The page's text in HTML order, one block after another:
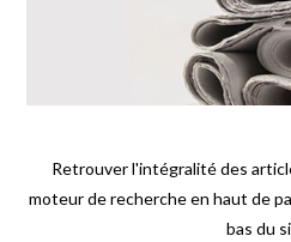
Retrouver l'intégralité des
moteur de recherche en haut de
bas du